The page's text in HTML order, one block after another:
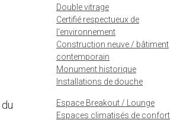
Double vitrage
Certifié respectueux de
l'environnement
Construction neuve / bâtiment
contemporain
Monument historique
Installations de douche
Espace Breakout / Lounge
Espaces climatisés de confort